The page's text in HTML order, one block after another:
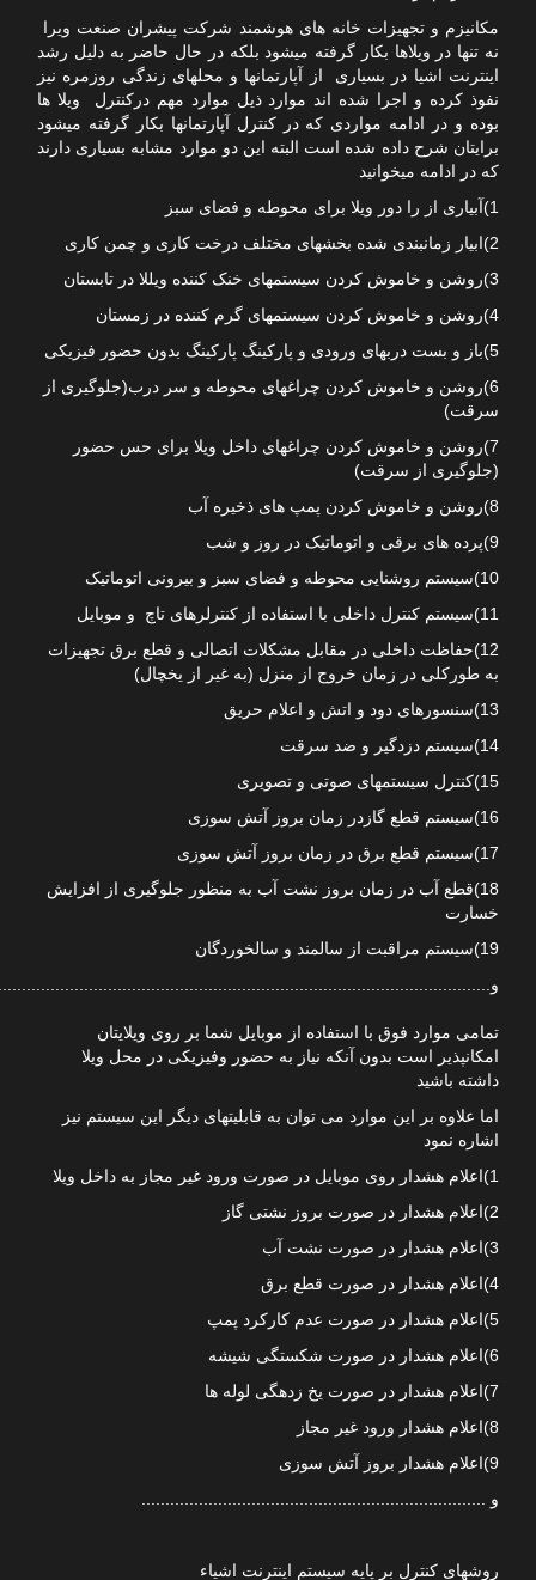
مکانیزم و تجهیزات خانه های هوشمند شرکت پیشران صنعت ویرا
نه تنها در ویلاها بکار گرفته میشود بلکه در حال حاضر به دلیل رشد
اینترنت اشیا در بسیاری از آپارتمانها و محلهای زندگی روزمره نیز
نفوذ کرده و اجرا شده اند موارد ذیل موارد مهم درکنترل ویلا ها
بوده و در ادامه مواردی که در کنترل آپارتمانها بکار گرفته میشود
برایتان شرح داده شده است البته این دو موارد مشابه بسیاری دارند
که در ادامه میخوانید
1)آبیاری از را دور ویلا برای محوطه و فضای سبز
2)ابیار زمانبندی شده بخشهای مختلف درخت کاری و چمن کاری
3)روشن و خاموش کردن سیستمهای خنک کننده ویللا در تابستان
4)روشن و خاموش کردن سیستمهای گرم کننده در زمستان
5)باز و بست دربهای ورودی و پارکینگ پارکینگ بدون حضور فیزیکی
6)روشن و خاموش کردن چراغهای محوطه و سر درب(جلوگیری از
سرقت)
7)روشن و خاموش کردن چراغهای داخل ویلا برای حس حضور
(جلوگیری از سرقت)
8)روشن و خاموش کردن پمپ های ذخیره آب
9)پرده های برقی و اتوماتیک در روز و شب
10)سیستم روشنایی محوطه و فضای سبز و بیرونی اتوماتیک
11)سیستم کنترل داخلی با استفاده از کنترلرهای تاچ و موبایل
12)حفاظت داخلی در مقابل مشکلات اتصالی و قطع برق تجهیزات
به طورکلی در زمان خروج از منزل (به غیر از یخچال)
13)سنسورهای دود و اتش و اعلام حریق
14)سیستم دزدگیر و ضد سرقت
15)کنترل سیستمهای صوتی و تصویری
16)سیستم قطع گازدر زمان بروز آتش سوزی
17)سیستم قطع برق در زمان بروز آتش سوزی
18)قطع آب در زمان بروز نشت آب به منظور جلوگیری از افزایش
خسارت
19)سیستم مراقبت از سالمند و سالخوردگان
و.......................................................................................................
تمامی موارد فوق با استفاده از موبایل شما بر روی ویلایتان
امکانپذیر است بدون آنکه نیاز به حضور وفیزیکی در محل ویلا
داشته باشید
اما علاوه بر این موارد می توان به قابلیتهای دیگر این سیستم نیز
اشاره نمود
1)اعلام هشدار روی موبایل در صورت ورود غیر مجاز به داخل ویلا
2)اعلام هشدار در صورت بروز نشتی گاز
3)اعلام هشدار در صورت نشت آب
4)اعلام هشدار در صورت قطع برق
5)اعلام هشدار در صورت عدم کارکرد پمپ
6)اعلام هشدار در صورت شکستگی شیشه
7)اعلام هشدار در صورت یخ زدهگی لوله ها
8)اعلام هشدار ورود غیر مجاز
9)اعلام هشدار بروز آتش سوزی
و ........................................................................
روشهای کنترل بر پایه سیستم اینترنت اشیاء